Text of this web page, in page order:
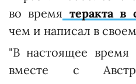
во время теракта в
чем и написал в
"В настоящее время
вместе с